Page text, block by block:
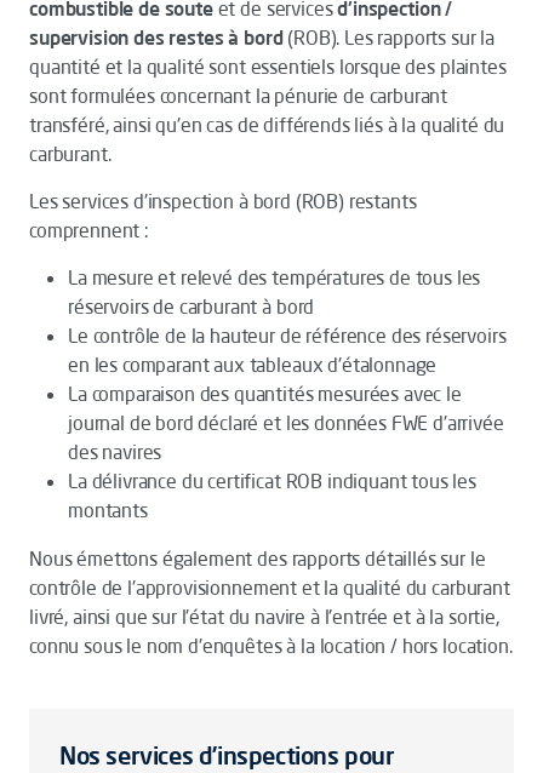
combustible de souteet de servicesd'inspection /
supervision des restes à bord(ROB). Les rapports sur la
quantité et la qualité sont essentiels lorsque des plaintes
sont formulées concernant la pénurie de carburant
transféré, ainsi qu'en cas de différends liés à la qualité du
carburant.
Les services d'inspection à bord (ROB) restants
comprennent :
La mesure et relevé des températures de tous les
réservoirs de carburant à bord
Le contrôle de la hauteur de référence des réservoirs
en les comparant aux tableaux d'étalonnage
La comparaison des quantités mesurées avec le
journal de bord déclaré et les données FWE d'arrivée
des navires
La délivrance du certificat ROB indiquant tous les
montants
Nous émettons également des rapports détaillés sur le
contrôle de l'approvisionnement et la qualité du carburant
livré, ainsi que sur l'état du navire à l'entrée et à la sortie,
connu sous le nom d'enquêtes à la location / hors location.
Nos services d’inspections pour